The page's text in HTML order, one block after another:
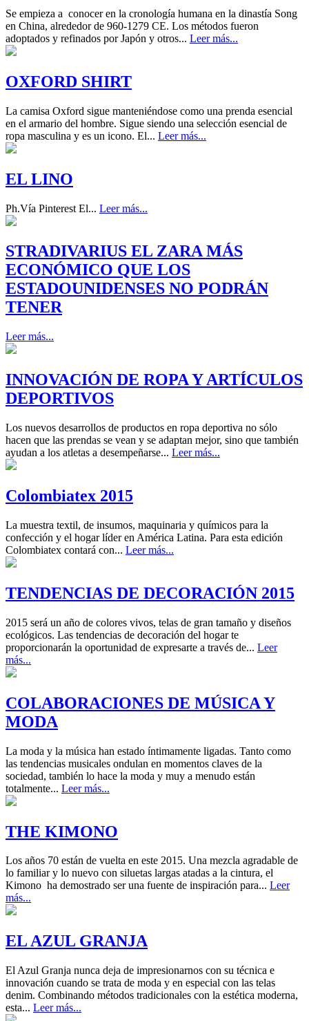
Se empieza a conocer en la cronología humana en la dinastía Song
en China, alrededor de 960-1279 CE. Los métodos fueron
adoptados y refinados por Japón y otros... Leer más...
OXFORD SHIRT
La camisa Oxford sigue manteniéndose como una prenda esencial
en el armario del hombre. Sigue siendo una selección esencial de
ropa masculina y es un icono. El... Leer más...
EL LINO
Ph.Vía Pinterest El... Leer más...
STRADIVARIUS EL ZARA MÁS
ECONÓMICO QUE LOS
ESTADOUNIDENSES NO PODRÁN
TENER
Leer más...
INNOVACIÓN DE ROPA Y ARTÍCULOS
DEPORTIVOS
Los nuevos desarrollos de productos en ropa deportiva no sólo
hacen que las prendas se vean y se adaptan mejor, sino que también
ayudan a los atletas a desempeñarse... Leer más...
Colombiatex 2015
La muestra textil, de insumos, maquinaria y químicos para la
confección y el hogar líder en América Latina. Para esta edición
Colombiatex contará con... Leer más...
TENDENCIAS DE DECORACIÓN 2015
2015 será un año de colores vivos, telas de gran tamaño y diseños
ecológicos. Las tendencias de decoración del hogar te
proporcionarán la oportunidad de expresarte a través de... Leer
más...
COLABORACIONES DE MÚSICA Y
MODA
La moda y la música han estado íntimamente ligadas. Tanto como
las tendencias musicales ondulan en momentos claves de la
sociedad, también lo hace la moda y muy a menudo están
totalmente... Leer más...
THE KIMONO
Los años 70 están de vuelta en este 2015. Una mezcla agradable de
lo familiar y lo nuevo con siluetas largas atadas a la cintura, el
Kimono ha demostrado ser una fuente de inspiración para... Leer
más...
EL AZUL GRANJA
El Azul Granja nunca deja de impresionarnos con su técnica e
innovación cuando se trata de moda y en especial con las telas
denim. Combinando métodos tradicionales con la estética moderna,
esta... Leer más...